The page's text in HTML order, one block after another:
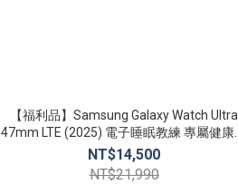
【福利品】Samsung Galaxy Watch Ultra
47mm LTE (2025) 電子睡眠教練 專屬健康顧
問
NT$14,500
NT$21,990